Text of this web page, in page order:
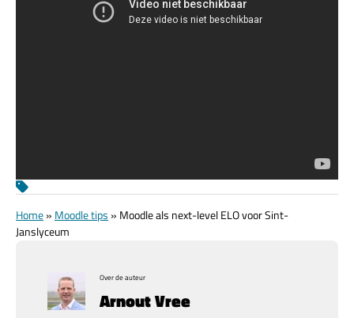
Home» Moodle tips » Moodle als next-level ELO voor Sint-
Janslyceum
Over de auteur
Arnout Vree